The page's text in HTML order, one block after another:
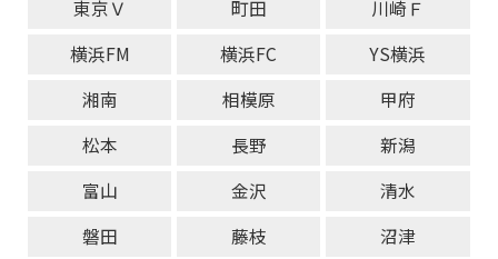
東京Ｖ
町田
川崎Ｆ
横浜FM
横浜FC
YS横浜
湘南
相模原
甲府
松本
長野
新潟
富山
金沢
清水
磐田
藤枝
沼津